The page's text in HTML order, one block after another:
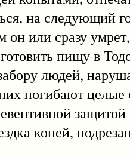
на следующий
он или сразу
пищу в
людей,
погибают
коней,